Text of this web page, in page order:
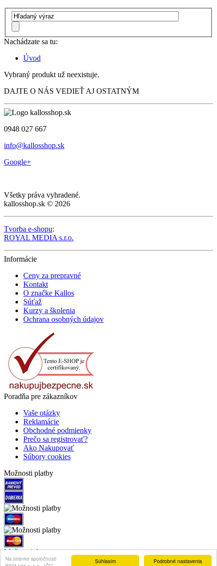
Podrobné nastavenia
Súhlasím
Na stránke spoločnosti
Nachádzate sa tu:
Úvod
Vybraný produkt už neexistuje.
DAJTE O NÁS VEDIEŤ AJ OSTATNÝM
0948 027 667
info@kallosshop.sk
Google+
Všetky práva vyhradené.
kallosshop.sk © 2026
Tvorba e-shopu:
ROYAL MEDIA s.r.o.
Informácie
Ceny za prepravné
Kontakt
O značke Kallos
Súťaž
Kurzy a školenia
Ochrana osobných údajov
Poradňa pre zákazníkov
Vaše otázky
Reklamácie
Obchodné podmienky
Prečo sa registrovať?
Ako Nakupovať
Súbory cookies
Možnosti platby
Možnosti dopravy